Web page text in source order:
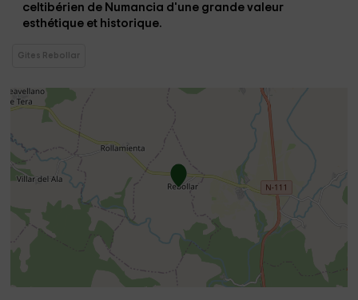
celtibérien de Numancia d'une grande valeur
esthétique et historique.
Gites Rebollar